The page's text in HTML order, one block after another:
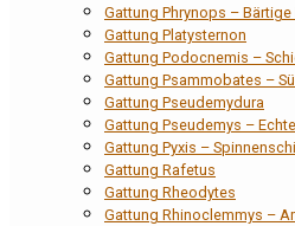
Gattung Phrynops –
Gattung Platysternon
Gattung Podocnemis –
Gattung Psammobates –
Gattung Pseudemydura
Gattung Pseudemys –
Gattung Pyxis –
Gattung Rafetus
Gattung Rheodytes
Gattung Rhinoclemmys –